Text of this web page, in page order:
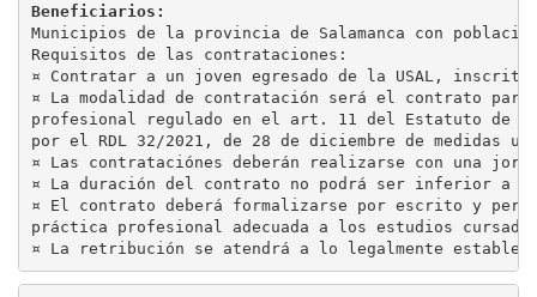
Beneficiarios:
Municipios de la provincia de Salamanca con
Requisitos de las contrataciones:
¤ Contratar a un joven egresado de la USAL, inscrito
¤ La modalidad de contratación será el contrato
profesional regulado en el art. 11 del Estatuto de
por el RDL 32/2021, de 28 de diciembre de medidas
¤ Las contrataciónes deberán realizarse con una
¤ La duración del contrato no podrá ser inferior a 6
¤ El contrato deberá formalizarse por escrito y
práctica profesional adecuada a los estudios
¤ La retribución se atendrá a lo legalmente